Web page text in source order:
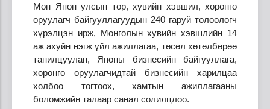
Мөн Япон улсын төр, хувийн хэвшил, хөрөнгө
оруулагч байгууллагуудын 240 гаруй төлөөлөгч
хүрэлцэн ирж, Монголын хувийн хэвшлийн 14
аж ахуйн нэгж үйл ажиллагаа, төсөл хөтөлбөрөө
танилцуулан, Японы бизнесийн байгууллага,
хөрөнгө оруулагчидтай бизнесийн харилцаа
холбоо тогтоох, хамтын ажиллагааны
боломжийн талаар санал солилцлоо.